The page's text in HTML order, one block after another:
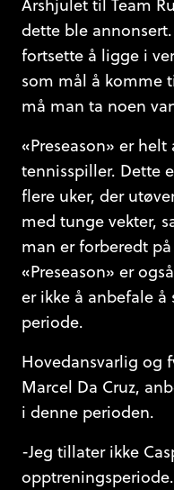
Årshjulet til Team
dette ble
fortsette å ligge i
som mål å komme
må man ta noen
«Preseason» er
tennisspiller. Dette
flere uker, der
med tunge vekter,
man er forberedt
«Preseason» er
er ikke å anbefale
periode.
Hovedansvarlig og
Marcel Da Cruz,
i denne perioden.
-Jeg tillater ikke